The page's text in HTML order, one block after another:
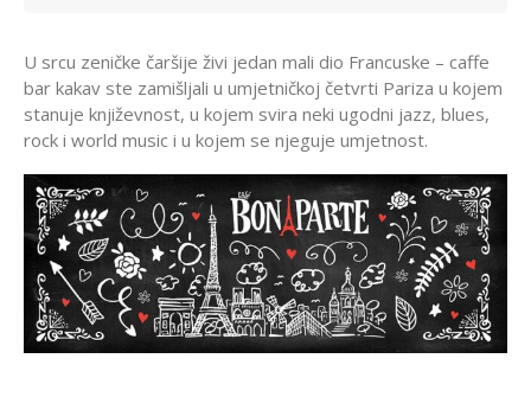
U srcu zeničke čaršije živi jedan mali dio Francuske – caffe
bar kakav ste zamišljali u umjetničkoj četvrti Pariza u kojem
stanuje književnost, u kojem svira neki ugodni jazz, blues,
rock i world music i u kojem se njeguje umjetnost.